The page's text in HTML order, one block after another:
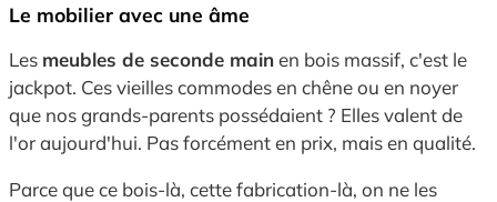
Le mobilier avec une âme
Les meubles de seconde mainen bois massif, c'est le
jackpot. Ces vieilles commodes en chêne ou en noyer
que nos grands-parents possédaient ? Elles valent de
l'or aujourd'hui. Pas forcément en prix, mais en qualité.
Parce que ce bois-là, cette fabrication-là, on ne les